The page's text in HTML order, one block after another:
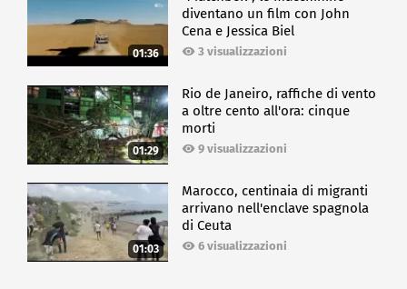
01:36
diventano un film con John
Cena e Jessica Biel
3 visualizzazioni
01:29
Rio de Janeiro, raffiche di vento
a oltre cento all'ora: cinque
morti
9 visualizzazioni
01:03
Marocco, centinaia di migranti
arrivano nell'enclave spagnola
di Ceuta
6 visualizzazioni